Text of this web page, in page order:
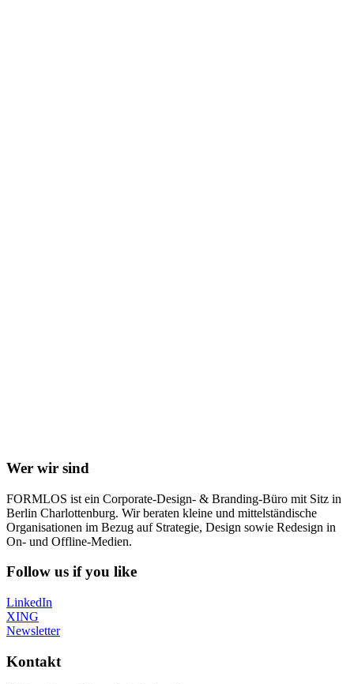
Wer wir sind
FORMLOS ist ein Corporate-Design- & Branding-Büro mit Sitz in
Berlin Charlottenburg. Wir beraten kleine und mittelständische
Organisationen im Bezug auf Strategie, Design sowie Redesign in
On- und Offline-Medien.
Follow us if you like
LinkedIn
XING
Newsletter
Kontakt